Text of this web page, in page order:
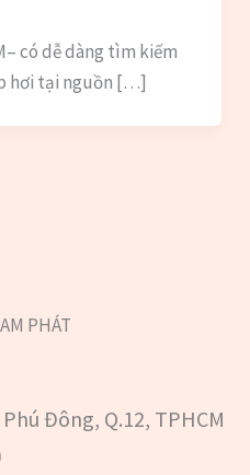
có dễ dàng tìm kiếm
hơi tại nguồn […]
PHÁT
Đông, Q.12, TPHCM